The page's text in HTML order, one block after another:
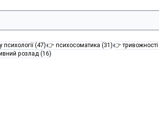
(47)47 постів
👉 психосоматика (31)31 пост
👉 тривожності
розлад (16)16 постів